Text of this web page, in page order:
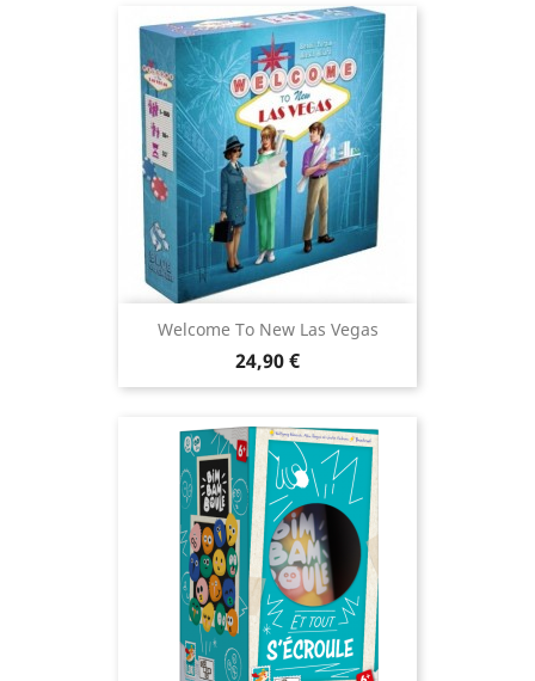
Welcome To New Las Vegas
Prix
24,90 €